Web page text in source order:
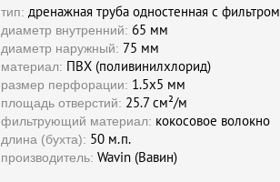
тип: дренажная труба одностенная с фильтром
диаметр внутренний: 65 мм
диаметр наружный: 75 мм
материал: ПВХ (поливинилхлорид)
размер перфорации: 1.5х5 мм
площадь отверстий: 25.7 см²/м
фильтрующий материал: кокосовое волокно
длина (бухта): 50 м.п.
производитель: Wavin (Вавин)